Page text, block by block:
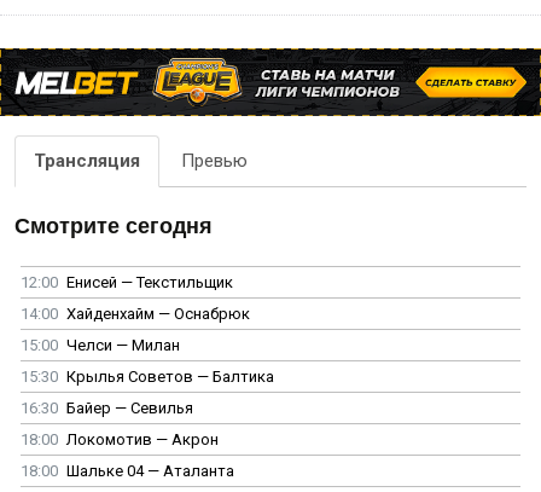
Трансляция Превью
Смотрите сегодня
12:00 Енисей — Текстильщик
14:00 Хайденхайм — Оснабрюк
15:00 Челси — Милан
15:30 Крылья Советов — Балтика
16:30 Байер — Севилья
18:00 Локомотив — Акрон
18:00 Шальке 04 — Аталанта